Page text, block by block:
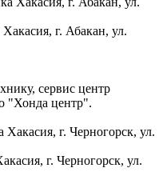
г. Абакан, ул.
сервис центр
"Хонда центр".
г. Черногорск, ул.